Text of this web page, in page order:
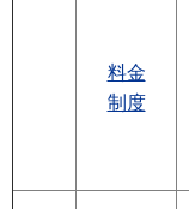
料金
制度